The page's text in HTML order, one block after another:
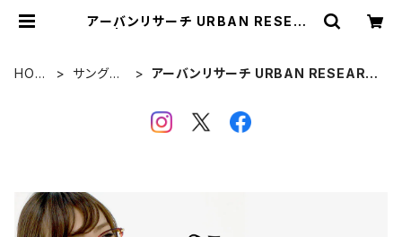
アーバンリサーチ URBAN RESEAR
HOM
サングラ
アーバンリサーチ URBAN RESEARC